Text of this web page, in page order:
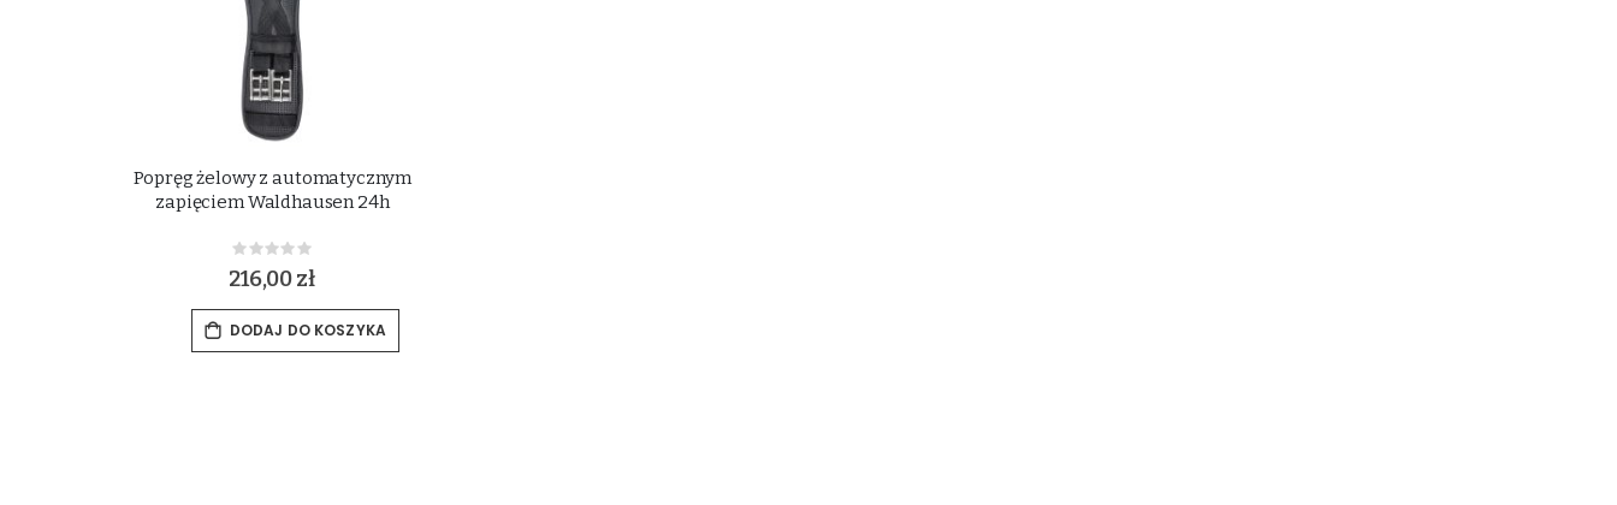
Popręg żelowy z automatycznym
zapięciem Waldhausen 24h
Rating:
0%
216,00 zł
DODAJ DO KOSZYKA